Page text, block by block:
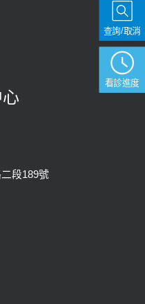
段189號
看診進度
查詢/取消